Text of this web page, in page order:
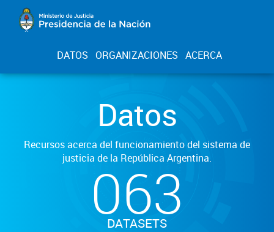
DATOS ORGANIZACIONES ACERCA
Datos
Recursos acerca del funcionamiento del sistema de
justicia de la República Argentina.
063
DATASETS